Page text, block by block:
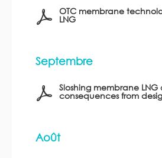
OTC membrane
LNG
Septembre
Sloshing membrane LNG
consequences from
Août